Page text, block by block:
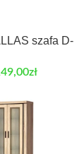
szafa D-
zł